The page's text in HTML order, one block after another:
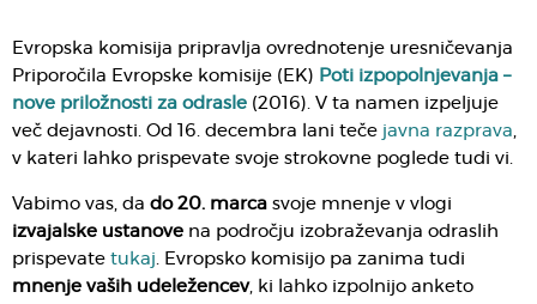
Evropska komisija pripravlja ovrednotenje uresničevanja
Priporočila Evropske komisije (EK) Poti izpopolnjevanja –
nove priložnosti za odrasle (2016). V ta namen izpeljuje
več dejavnosti. Od 16. decembra lani teče javna razprava,
v kateri lahko prispevate svoje strokovne poglede tudi vi.
Vabimo vas, da do 20. marca svoje mnenje v vlogi
izvajalske ustanove na področju izobraževanja odraslih
prispevate tukaj. Evropsko komisijo pa zanima tudi
mnenje vaših udeležencev, ki lahko izpolnijo anketo